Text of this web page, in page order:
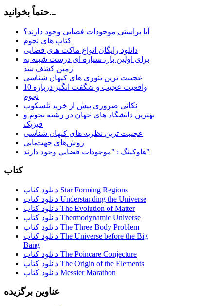
حتماً بخوانید...
آیا براستی موجودات فضایی وجود دارند؟
کتاب های نجوم
دانلود رایگان انواع ماکت های فضایی
برای اولین بار، سیاره ای درست شبیه به
زمین کشف شد
عجیبت ترین تئوری های کیهان شناسی
10 واقعیت عجیب و شگفت انگیز درباره
نجوم
نکاتی ضروری پیش از خرید تلسکوپ
بهترین دانشگاه های جهان در رشته نجوم و
فیزیک
عجیبت ترین نظریه های کیهان شناسی
روش‌های جهت‌یابی
هاوكينگ : "موجودات فضايي وجود دارند"
کتاب
دانلود کتاب Star Forming Regions
دانلود کتاب Understanding the Universe
دانلود کتاب The Evolution of Matter
دانلود کتاب Thermodynamic Universe
دانلود کتاب The Three Body Problem
دانلود کتاب The Universe before the Big
Bang
دانلود کتاب The Poincare Conjecture
دانلود کتاب The Origin of the Elements
دانلود کتاب Messier Marathon
عناوین برگزیده